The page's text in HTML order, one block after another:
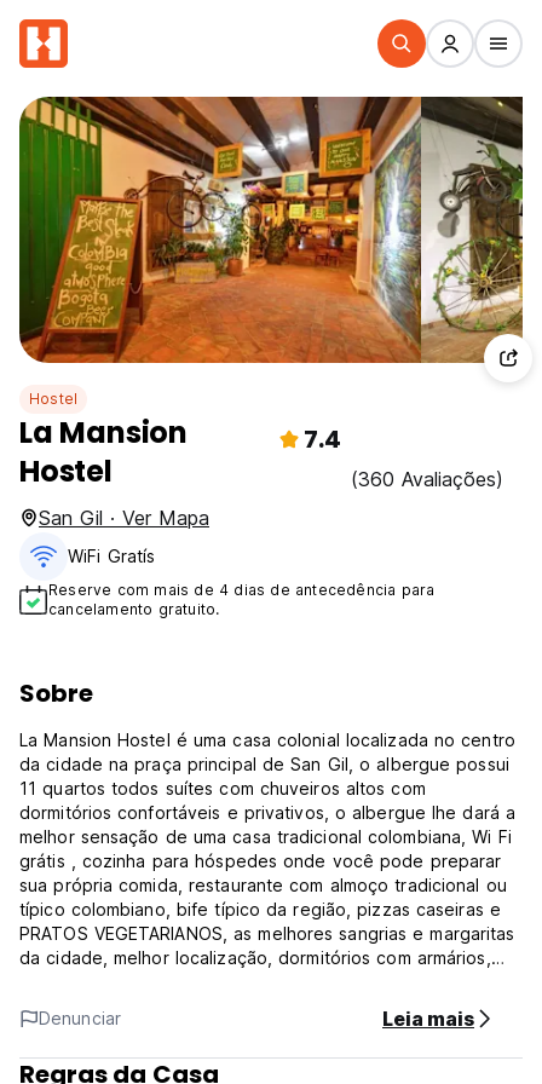
Hostel
La Mansion
Hostel
7.4
(360 Avaliações)
San Gil · Ver Mapa
WiFi Gratís
Reserve com mais de 4 dias de antecedência para
cancelamento gratuito.
Sobre
La Mansion Hostel é uma casa colonial localizada no centro
da cidade na praça principal de San Gil, o albergue possui
11 quartos todos suítes com chuveiros altos com
dormitórios confortáveis ​​e privativos, o albergue lhe dará a
melhor sensação de uma casa tradicional colombiana, Wi Fi
grátis , cozinha para hóspedes onde você pode preparar
sua própria comida, restaurante com almoço tradicional ou
típico colombiano, bife típico da região, pizzas caseiras e
PRATOS VEGETARIANOS, as melhores sangrias e margaritas
da cidade, melhor localização, dormitórios com armários,
procurando um lugar moderno, temos nosso albergue
principal SamS VIP a apenas um quarteirão de nós.
La Mansion é uma excelente base para explorar esta
Denunciar Leia mais
Regras da Casa